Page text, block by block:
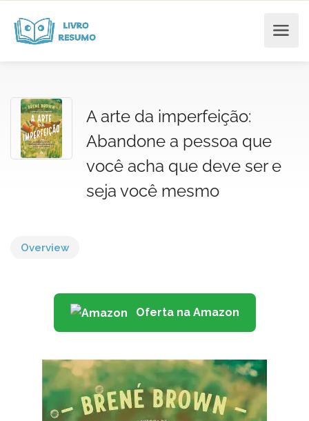
A arte da imperfeição:
Abandone a pessoa que
você acha que deve ser e
seja você mesmo
Overview
Oferta na Amazon